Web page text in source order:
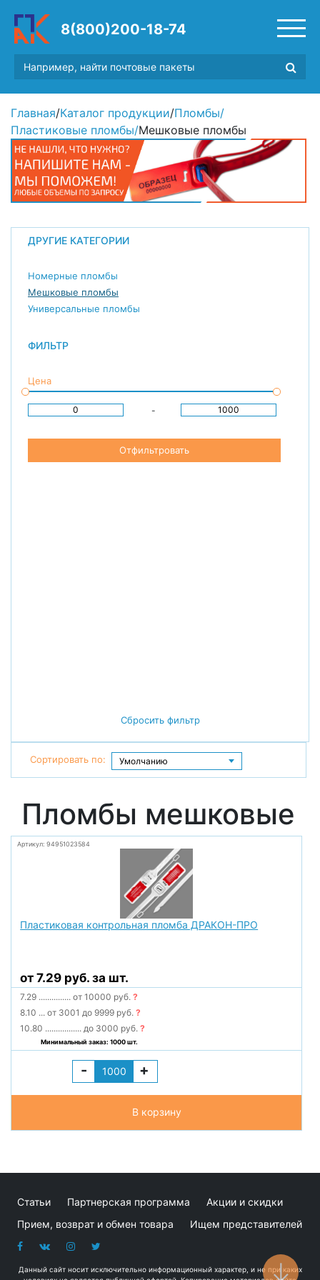
8(800)200-18-74
Главная/Каталог продукции/Пломбы/
Пластиковые пломбы/Мешковые пломбы
ДРУГИЕ КАТЕГОРИИ
Номерные пломбы
Мешковые пломбы
Универсальные пломбы
ФИЛЬТР
Цена
-
Отфильтровать
Сбросить фильтр
Сортировать по:
Пломбы мешковые
Артикул: 94951023584
Пластиковая контрольная пломба ДРАКОН-ПРО
от 7.29 руб. за шт.
7.29 ............... от 10000 руб.?
8.10 ... от 3001 до 9999 руб.?
10.80 ................. до 3000 руб.?
Минимальный заказ: 1000 шт.
- +
В корзину
Статьи Партнерская программа
Акции и скидки
Прием, возврат и обмен товара
Ищем представителей
Данный сайт носит исключительно информационный характер, и не при каких